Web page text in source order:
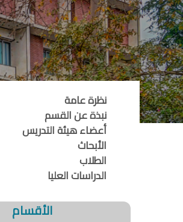
نظرة عامة
نبذة عن القسم
أعضاء هيئة التدريس
الأبحاث
الطلاب
الدراسات العليا
الأقسام